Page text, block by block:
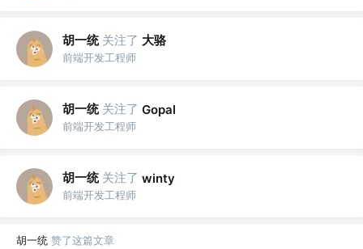
胡一统 关注了 大骆
前端开发工程师
胡一统 关注了 Gopal
前端开发工程师
胡一统 关注了 winty
前端开发工程师
胡一统 赞了这篇文章